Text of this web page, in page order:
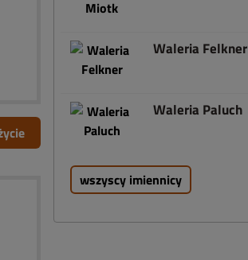
Waleria Felkner
Waleria Paluch
wszyscy imiennicy